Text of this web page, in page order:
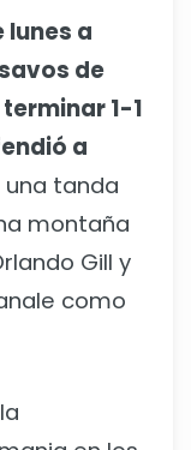
lunes a
de
1-1
a
tanda
montaña
Gill y
como